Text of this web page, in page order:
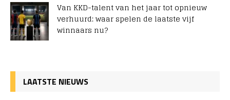
Van KKD-talent van het jaar tot opnieuw
verhuurd: waar spelen de laatste vijf
winnaars nu?
LAATSTE NIEUWS